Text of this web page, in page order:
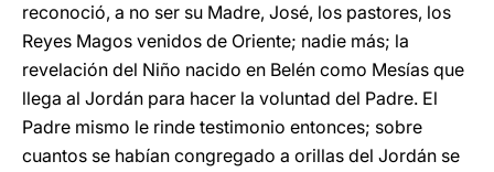
reconoció, a no ser su Madre, José, los pastores, los
Reyes Magos venidos de Oriente; nadie más; la
revelación del Niño nacido en Belén como Mesías que
llega al Jordán para hacer la voluntad del Padre. El
Padre mismo le rinde testimonio entonces; sobre
cuantos se habían congregado a orillas del Jordán se